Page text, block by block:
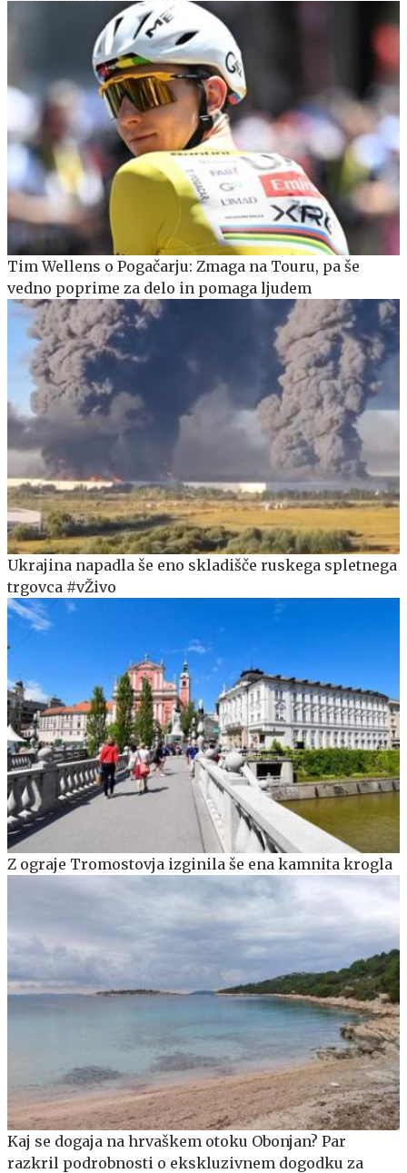
Tim Wellens o Pogačarju: Zmaga na Touru, pa še
vedno poprime za delo in pomaga ljudem
Ukrajina napadla še eno skladišče ruskega spletnega
trgovca #vŽivo
Z ograje Tromostovja izginila še ena kamnita krogla
Kaj se dogaja na hrvaškem otoku Obonjan? Par
razkril podrobnosti o ekskluzivnem dogodku za